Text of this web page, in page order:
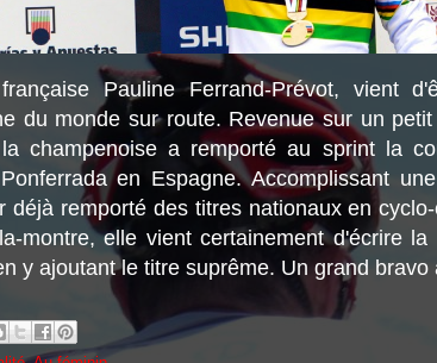
Pauline Ferrand-Prévot, vient
du monde sur route. Revenue sur un
la champenoise a remporté au sprint la
en Espagne. Accomplissant
déjà remporté des titres nationaux en
montre, elle vient certainement d'écrire
y ajoutant le titre suprême. Un grand bravo